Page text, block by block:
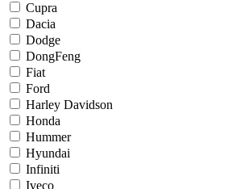
Cupra
Dacia
Dodge
DongFeng
Fiat
Ford
Harley Davidson
Honda
Hummer
Hyundai
Infiniti
Iveco